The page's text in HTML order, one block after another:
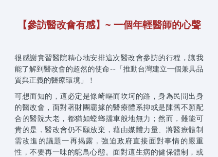
【參訪醫改會有感】~ 一個年輕醫師的心聲
很感謝實習醫院精心地安排這次醫改會參訪的行程，讓我
能了解到醫改會的超然的使命--「推動台灣建立一個兼具品
質與正義的醫療環境」！
可想而知的，這必定是條崎嶇而坎坷的路，身為民間出身
的醫改會，面對著財團霸據的醫療體系抑或是陳舊不願配
合的醫院大老，都猶如螳螂擋車般地無力；然而，難能可
貴的是，醫改會仍不願放棄，藉由媒體力量、將醫療體制
需改進的議題一再揭露，強迫政府直接面對事情的嚴重
性，不要再一味的鴕鳥心態。面對這生病的健保體制，或